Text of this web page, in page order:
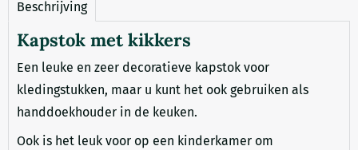
Beschrijving
Kapstok met kikkers
Een leuke en zeer decoratieve kapstok voor
kledingstukken, maar u kunt het ook gebruiken als
handdoekhouder in de keuken.
Ook is het leuk voor op een kinderkamer om